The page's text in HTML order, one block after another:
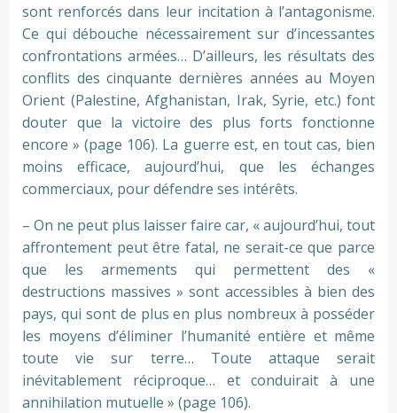
sont renforcés dans leur incitation à l’antagonisme.
Ce qui débouche nécessairement sur d’incessantes
confrontations armées… D’ailleurs, les résultats des
conflits des cinquante dernières années au Moyen
Orient (Palestine, Afghanistan, Irak, Syrie, etc.) font
douter que la victoire des plus forts fonctionne
encore » (page 106). La guerre est, en tout cas, bien
moins efficace, aujourd’hui, que les échanges
commerciaux, pour défendre ses intérêts.
– On ne peut plus laisser faire car, « aujourd’hui, tout
affrontement peut être fatal, ne serait-ce que parce
que les armements qui permettent des «
destructions massives » sont accessibles à bien des
pays, qui sont de plus en plus nombreux à posséder
les moyens d’éliminer l’humanité entière et même
toute vie sur terre… Toute attaque serait
inévitablement réciproque… et conduirait à une
annihilation mutuelle » (page 106).